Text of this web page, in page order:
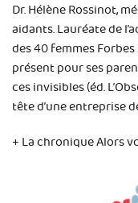
Dr. Hélène Rossinot,
aidants. Lauréate de
des 40 femmes
présent pour ses
ces invisibles (éd.
tête d’une entreprise
+ La chronique Alors